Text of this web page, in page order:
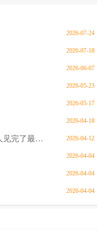
2026-07-24
2026-07-18
2026-06-07
2026-05-23
2026-05-17
2026-04-18
后来才发现，原来我们已经和很多人见完了最后一面 2026-04-12
2026-04-04
2026-04-04
2026-04-04